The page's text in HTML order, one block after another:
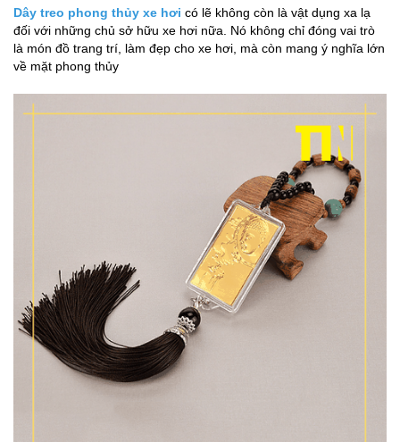
Dây treo phong thủy xe hơi có lẽ không còn là vật dụng xa lạ
đối với những chủ sở hữu xe hơi nữa. Nó không chỉ đóng vai trò
là món đồ trang trí, làm đẹp cho xe hơi, mà còn mang ý nghĩa lớn
về mặt phong thủy